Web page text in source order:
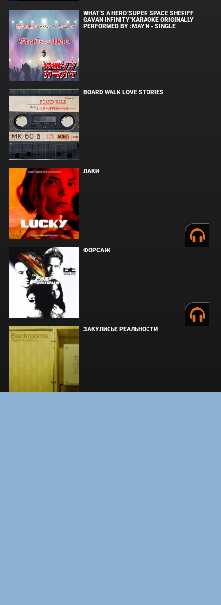
WHAT'S A HERO"SUPER SPACE SHERIFF
GAVAN INFINITY"KARAOKE ORIGINALLY
PERFORMED BY :MAY'N - SINGLE
BOARD WALK LOVE STORIES
ЛАКИ
ФОРСАЖ
ЗАКУЛИСЬЕ РЕАЛЬНОСТИ